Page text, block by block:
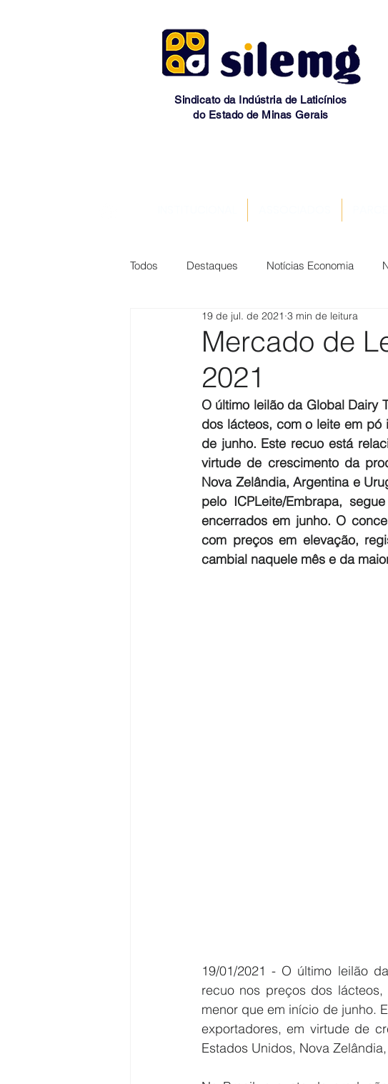
Sindicato da Indústria de Laticínios
do Estado de Minas Gerais
Todos Destaques Notícias Economia
Mercado de
2021
19 de jul. de 2021 3 min de leitura
O último leilão da Global Dairy
dos lácteos, com o leite em pó
de junho. Este recuo está
virtude de crescimento da
Nova Zelândia, Argentina e
pelo ICPLeite/Embrapa,
encerrados em junho. O
com preços em elevação,
cambial naquele mês e da
19/01/2021 - O último leilão
recuo nos preços dos
menor que em início de junho.
exportadores, em virtude de
Estados Unidos, Nova